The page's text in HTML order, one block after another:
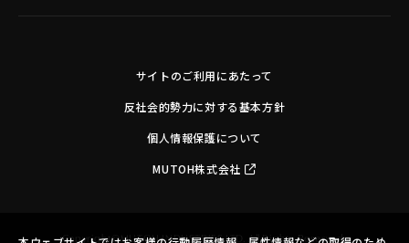
サイトのご利用にあたって
反社会的勢力に対する基本方針
個人情報保護について
MUTOH株式会社
Copyright©MUTOH INDUSTRIES LTD. All Rights Reserved.